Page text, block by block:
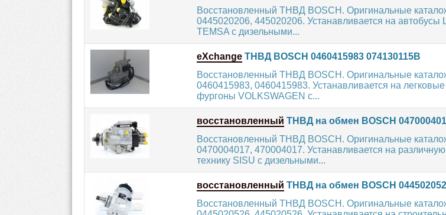
Восстановленный ТНВД BOSCH. Оригинальные
0445020206, 445020206. Устанавливается на автобусы
TEMSA с дизельными...
eXchange ТНВД BOSCH 0460415983 074130115B
Восстановленный ТНВД BOSCH. Оригинальные
0460415983, 0460415983. Устанавливается на
фургоны VOLKSWAGEN с...
восстановленный ТНВД на обмен BOSCH
Восстановленный ТНВД BOSCH. Оригинальные
0470004017, 470004017. Устанавливается на
технику SISU с дизельными...
восстановленный ТНВД на обмен BOSCH
Восстановленный ТНВД BOSCH. Оригинальные